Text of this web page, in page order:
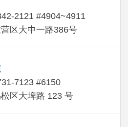
2121 #4904~4911
区大中一路386号
7123 #6150
区大埤路 123 号